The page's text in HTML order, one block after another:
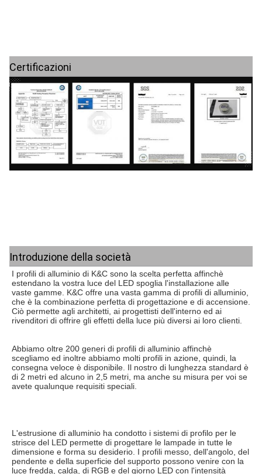
Certificazioni
Introduzione della società
I profili di alluminio di K&C sono la scelta perfetta affinchè
estendano la vostra luce del LED spoglia l'installazione alle
vaste gamme. K&C offre una vasta gamma di profili di alluminio,
che è la combinazione perfetta di progettazione e di accensione.
Ciò permette agli architetti, ai progettisti dell'interno ed ai
rivenditori di offrire gli effetti della luce più diversi ai loro clienti.
Abbiamo oltre 200 generi di profili di alluminio affinchè
scegliamo ed inoltre abbiamo molti profili in azione, quindi, la
consegna veloce è disponibile. Il nostro di lunghezza standard è
di 2 metri ed alcuno in 2,5 metri, ma anche su misura per voi se
avete qualunque requisiti speciali.
L'estrusione di alluminio ha condotto i sistemi di profilo per le
strisce del LED permette di progettare le lampade in tutte le
dimensione e forma su desiderio. I profili messo, dell'angolo, del
pendente e della superficie del supporto possono venire con la
luce fredda, calda, di RGB e del giorno LED con l'intensità